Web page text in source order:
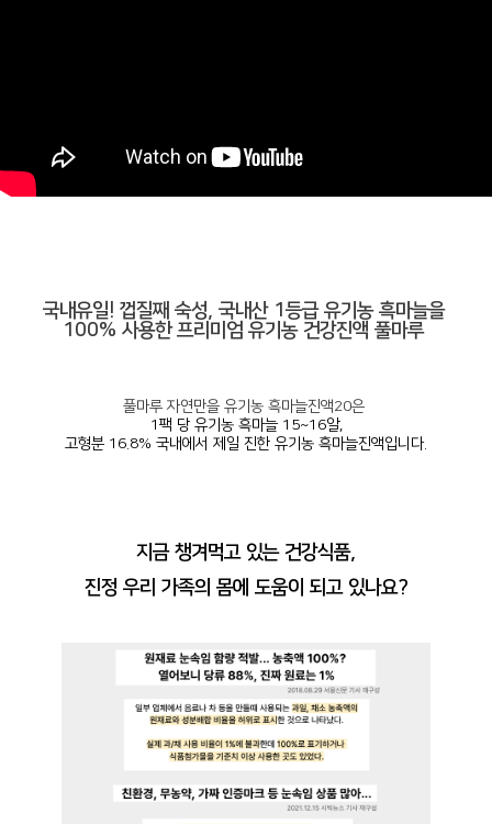
국내유일! 껍질째 숙성, 국내산 1등급 유기농 흑마늘을
100% 사용한 프리미엄 유기농 건강진액 풀마루
풀마루 자연만을 유기농 흑마늘진액20은
1팩 당 유기농 흑마늘 15~16알,
고형분 16.8% 국내에서 제일 진한 유기농 흑마늘진액입니다.
지금 챙겨먹고 있는 건강식품,
진정 우리 가족의 몸에 도움이 되고 있나요?